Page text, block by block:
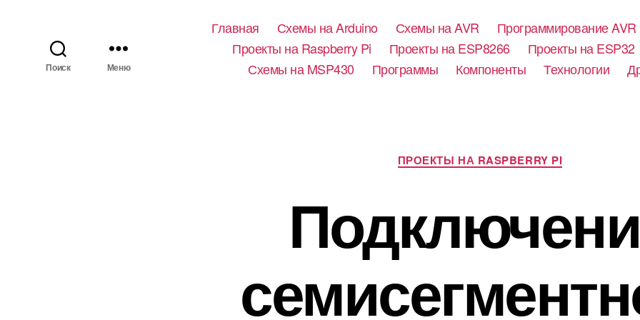
Поиск Меню
Главная Схемы на Arduino Схемы на AVR Программирование AVR
Проекты на Raspberry Pi
Проекты на ESP8266 Проекты на ESP32
Схемы на MSP430
Программы Компоненты Технологии
Р
у
и
к
и
ПРОЕКТЫ НА RASPBERRY PI